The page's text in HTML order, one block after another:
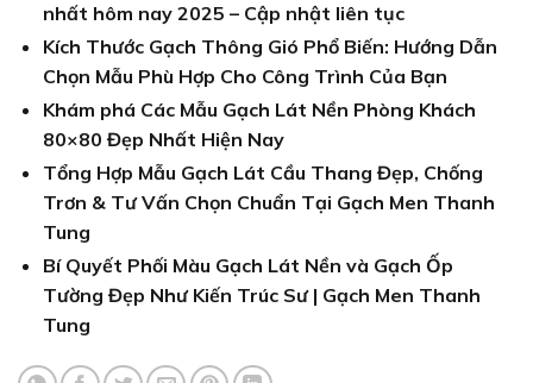
nhất hôm nay 2025 – Cập nhật liên tục
Kích Thước Gạch Thông Gió Phổ Biến: Hướng Dẫn
Chọn Mẫu Phù Hợp Cho Công Trình Của Bạn
Khám phá Các Mẫu Gạch Lát Nền Phòng Khách
80×80 Đẹp Nhất Hiện Nay
Tổng Hợp Mẫu Gạch Lát Cầu Thang Đẹp, Chống
Trơn & Tư Vấn Chọn Chuẩn Tại Gạch Men Thanh
Tung
Bí Quyết Phối Màu Gạch Lát Nền và Gạch Ốp
Tường Đẹp Như Kiến Trúc Sư | Gạch Men Thanh
Tung